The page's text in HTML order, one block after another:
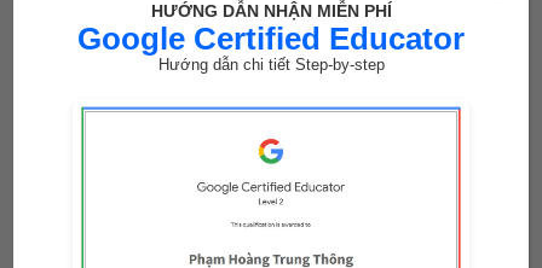
Xem chi tiết
HƯỚNG DẪN NHẬN MIỄN PHÍ
Google Certified Educator
Hướng dẫn chi tiết Step-by-step